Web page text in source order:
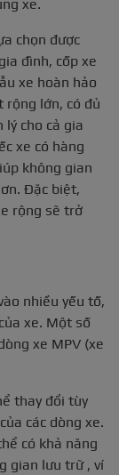
xe.
chọn được
đình, cốp xe
xe hoàn hảo
rộng lớn, có đủ
lý cho cả gia
xe có hàng
không gian
Đặc biệt,
rộng sẽ trở
nhiều yếu tố,
xe. Một số
xe MPV (xe
thay đổi tùy
các dòng xe.
có khả năng
gian lưu trữ , ví